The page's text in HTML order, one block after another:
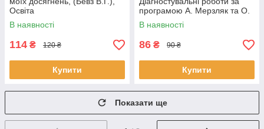
Освіта
В наявності
114 ₴ 120 ₴
Купити
програмою А. Мерзляк та О.
Істер (Кондратьєва Л.,
Мартинюк О.,
В наявності
86 ₴ 90 ₴
Купити
Показати ще